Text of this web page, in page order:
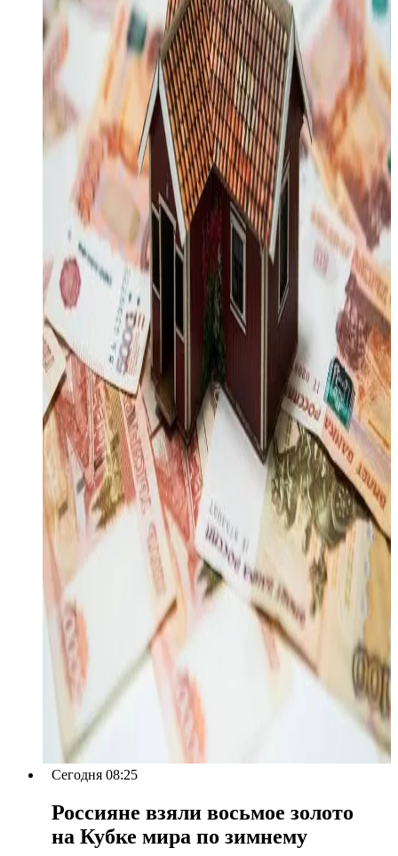
Сегодня 08:25
Россияне взяли восьмое золото
на Кубке мира по зимнему